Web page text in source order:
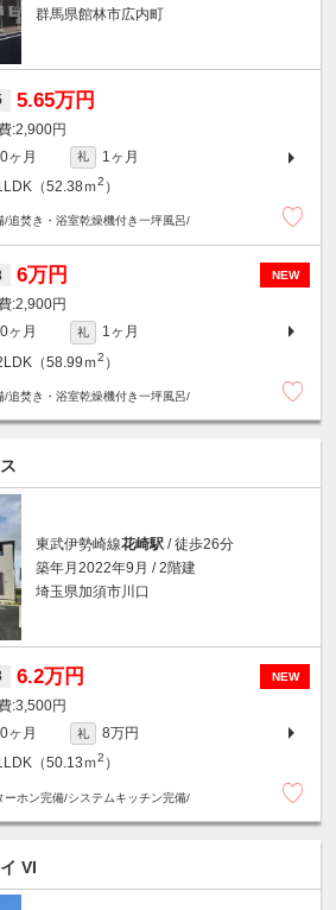
群馬県館林市広内町
5.65万円
2,900円
0ヶ月 礼
1ヶ月
（52.38ｍ2 ）
/追焚き・浴室乾燥機付き一坪風呂/
NEW
6万円
2,900円
0ヶ月 礼
1ヶ月
（58.99ｍ2 ）
/追焚き・浴室乾燥機付き一坪風呂/
東武伊勢崎線花崎駅 / 徒歩26分
築年月2022年9月 / 2階建
埼玉県加須市川口
NEW
6.2万円
3,500円
0ヶ月 礼
8万円
（50.13ｍ2 ）
ーホン完備/システムキッチン完備/
VI